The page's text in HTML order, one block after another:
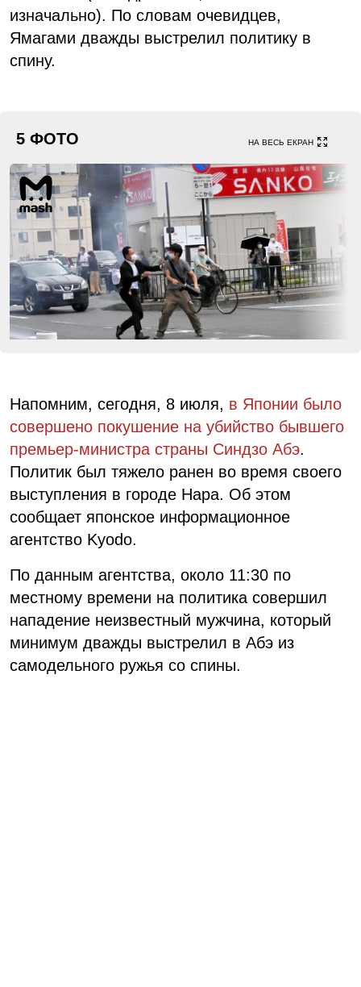
изначально). По словам очевидцев,
Ямагами дважды выстрелил политику в
спину.
5 ФОТО НА ВЕСЬ ЕКРАН
Напомним, сегодня, 8 июля, в Японии было
совершено покушение на убийство бывшего
премьер-министра страны Синдзо Абэ.
Политик был тяжело ранен во время своего
выступления в городе Нара. Об этом
сообщает японское информационное
агентство Kyodo.
По данным агентства, около 11:30 по
местному времени на политика совершил
нападение неизвестный мужчина, который
минимум дважды выстрелил в Абэ из
самодельного ружья со спины.